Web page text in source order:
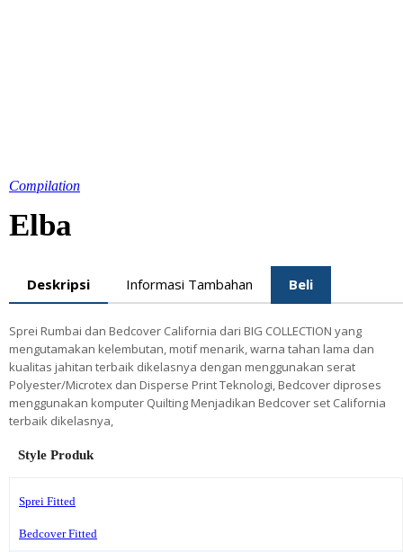
Compilation
Elba
Deskripsi Informasi Tambahan Beli
Sprei Rumbai dan Bedcover California dari BIG COLLECTION yang
mengutamakan kelembutan, motif menarik, warna tahan lama dan
kualitas jahitan terbaik dikelasnya dengan menggunakan serat
Polyester/Microtex dan Disperse Print Teknologi, Bedcover diproses
menggunakan komputer Quilting Menjadikan Bedcover set California
terbaik dikelasnya,
Style Produk
Sprei Fitted
Bedcover Fitted